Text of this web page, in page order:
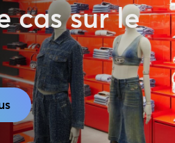
cas sur le